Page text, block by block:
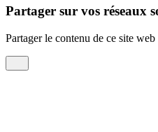
Partager sur vos réseaux
Partager le contenu de ce site web